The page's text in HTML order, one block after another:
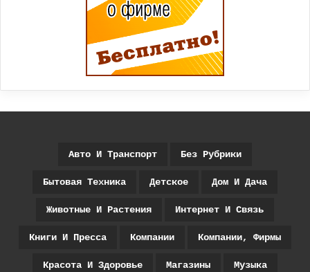
Авто И Транспорт Без Рубрики
Бытовая Техника Детское Дом И Дача
Животные И Растения Интернет И Связь
Книги И Пресса Компании Компании, Фирмы
Красота И Здоровье Магазины Музыка